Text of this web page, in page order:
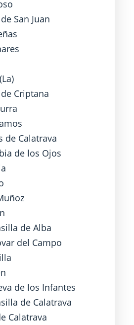
San Juan
Criptana
de Calatrava
de los Ojos
de Alba
del Campo
de los Infantes
de Calatrava
Calatrava